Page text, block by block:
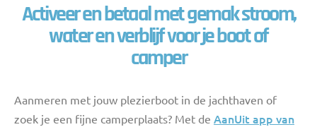
Activeer en betaal met gemak stroom,
water en verblijf voor je boot of
camper
Aanmeren met jouw plezierboot in de jachthaven of
zoek je een fijne camperplaats? Met de AanUit app van